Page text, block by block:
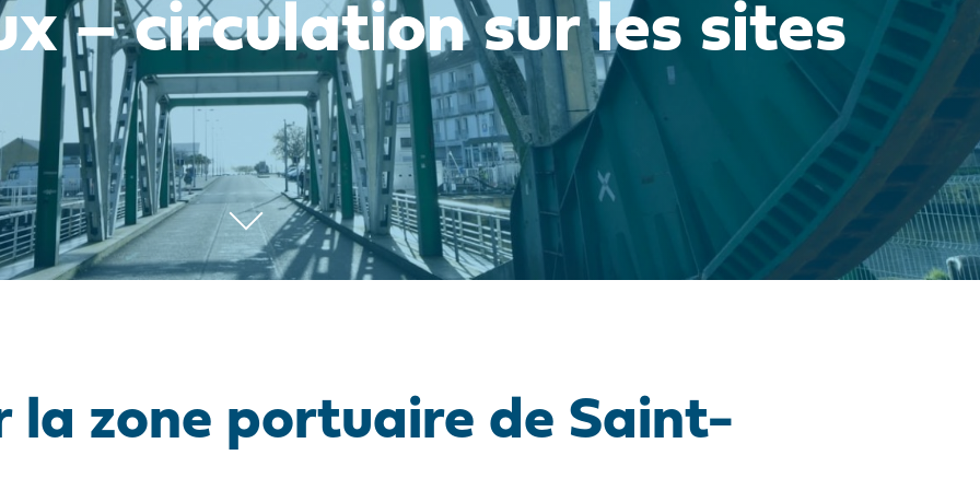
– circulation sur les sites
la zone portuaire de Saint-